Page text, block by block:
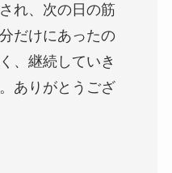
れ、次の日の筋
だけにあったの
、継続していき
ありがとうござ